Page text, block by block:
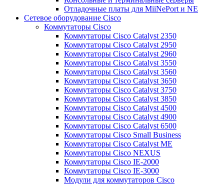
Отладочные платы для MiiNePort и NE
Сетевое оборудование Cisco
Коммутаторы Cisco
Коммутаторы Cisco Catalyst 2350
Коммутаторы Cisco Catalyst 2950
Коммутаторы Cisco Catalyst 2960
Коммутаторы Cisco Catalyst 3550
Коммутаторы Cisco Catalyst 3560
Коммутаторы Cisco Catalyst 3650
Коммутаторы Cisco Catalyst 3750
Коммутаторы Cisco Catalyst 3850
Коммутаторы Cisco Catalyst 4500
Коммутаторы Cisco Catalyst 4900
Коммутаторы Cisco Catalyst 6500
Коммутаторы Cisco Small Business
Коммутаторы Cisco Catalyst ME
Коммутаторы Cisco NEXUS
Коммутаторы Cisco IE-2000
Коммутаторы Cisco IE-3000
Модули для коммутаторов Cisco